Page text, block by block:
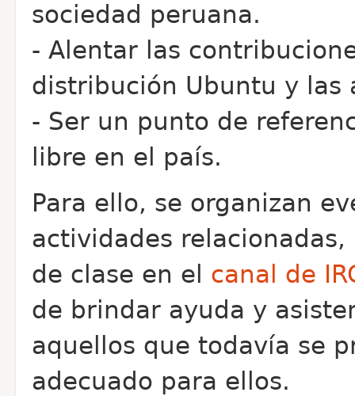
sociedad peruana.
- Alentar las
distribución Ubuntu y las
- Ser un punto de
libre en el país.
Para ello, se organizan
actividades
de clase en el canal de
de brindar ayuda y
aquellos que todavía se
adecuado para ellos.